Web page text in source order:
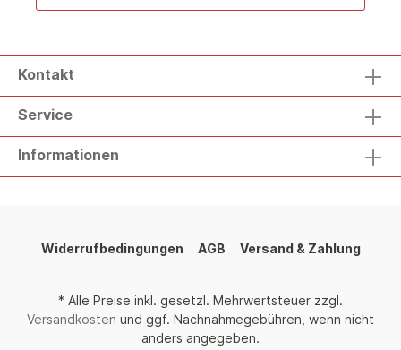
Kontakt
Service
Informationen
Widerrufbedingungen AGB Versand & Zahlung
* Alle Preise inkl. gesetzl. Mehrwertsteuer zzgl.
Versandkosten und ggf. Nachnahmegebühren, wenn nicht
anders angegeben.